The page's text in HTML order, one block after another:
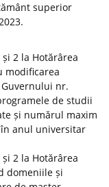
superior
2 la Hotărârea
modificarea
nr.
de studii
și numărul maxim
anul universitar
2 la Hotărârea
domeniile și